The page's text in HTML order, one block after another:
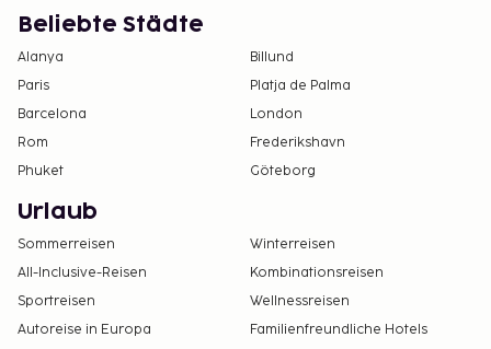
Beliebte Städte
Alanya
Billund
Paris
Platja de Palma
Barcelona
London
Rom
Frederikshavn
Phuket
Göteborg
Urlaub
Sommerreisen
Winterreisen
All-Inclusive-Reisen
Kombinationsreisen
Sportreisen
Wellnessreisen
Autoreise in Europa
Familienfreundliche Hotels